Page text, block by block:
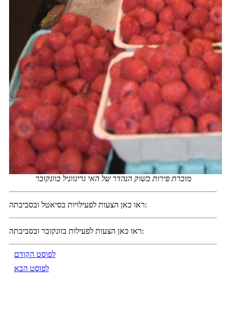
מוכרת פירות בשוק הנהדר של האי גרינווניל בוונקובר
ראו כאן הצעות לפעילויות בסיאטל ובסביבתה:
ראו כאן הצעות לפעילות בוונקובר ובסביבתה:
לפוסט הקודם
לפוסט הבא